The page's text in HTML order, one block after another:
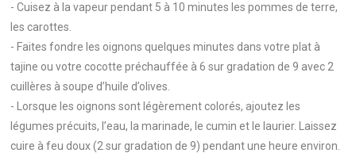
- Cuisez à la vapeur pendant 5 à 10 minutes les pommes de terre,
les carottes.
- Faites fondre les oignons quelques minutes dans votre plat à
tajine ou votre cocotte préchauffée à 6 sur gradation de 9 avec 2
cuillères à soupe d’huile d’olives.
- Lorsque les oignons sont légèrement colorés, ajoutez les
légumes précuits, l’eau, la marinade, le cumin et le laurier. Laissez
cuire à feu doux (2 sur gradation de 9) pendant une heure environ.